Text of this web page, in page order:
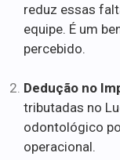
reduz essas
equipe. É um
percebido.
Dedução no
tributadas no
odontológico
operacional.